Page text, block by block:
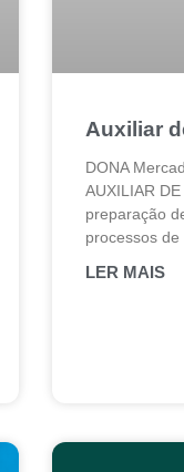
Auxiliar
DONA
AUXILIAR
preparação
processos
LER MAIS